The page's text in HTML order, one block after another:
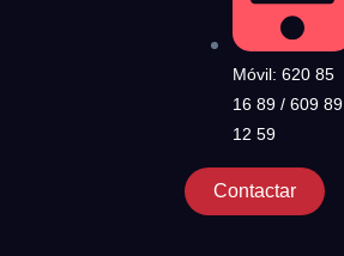
Móvil: 620 85
16 89 / 609 89
12 59
Contactar